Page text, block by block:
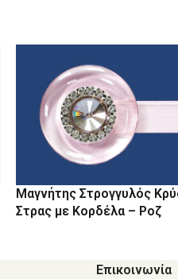
Μαγνήτης Στρογγυλός
Στρας με Κορδέλα – Ροζ
Επικοινωνία